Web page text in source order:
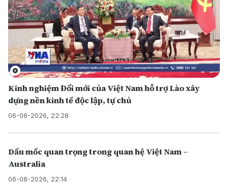
Kinh nghiệm Đổi mới của Việt Nam hỗ trợ Lào xây
dựng nền kinh tế độc lập, tự chủ
06-08-2026, 22:28
Dấu mốc quan trọng trong quan hệ Việt Nam –
Australia
06-08-2026, 22:14